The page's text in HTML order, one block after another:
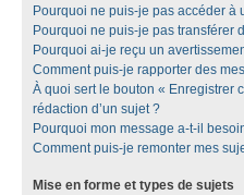
Pourquoi ne puis-je pas accéder à
Pourquoi ne puis-je pas transférer
Pourquoi ai-je reçu un
Comment puis-je rapporter des
À quoi sert le bouton « Enregistrer
rédaction d’un sujet ?
Pourquoi mon message a-t-il
Comment puis-je remonter mes
Mise en forme et types de sujets